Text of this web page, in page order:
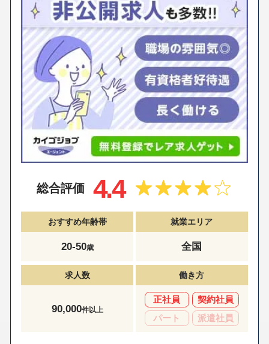
総合評価 4.4
おすすめ年齢帯
20-50歳
就業エリア
全国
求人数
90,000件以上
働き方
正社員
契約社員
パート
派遣社員